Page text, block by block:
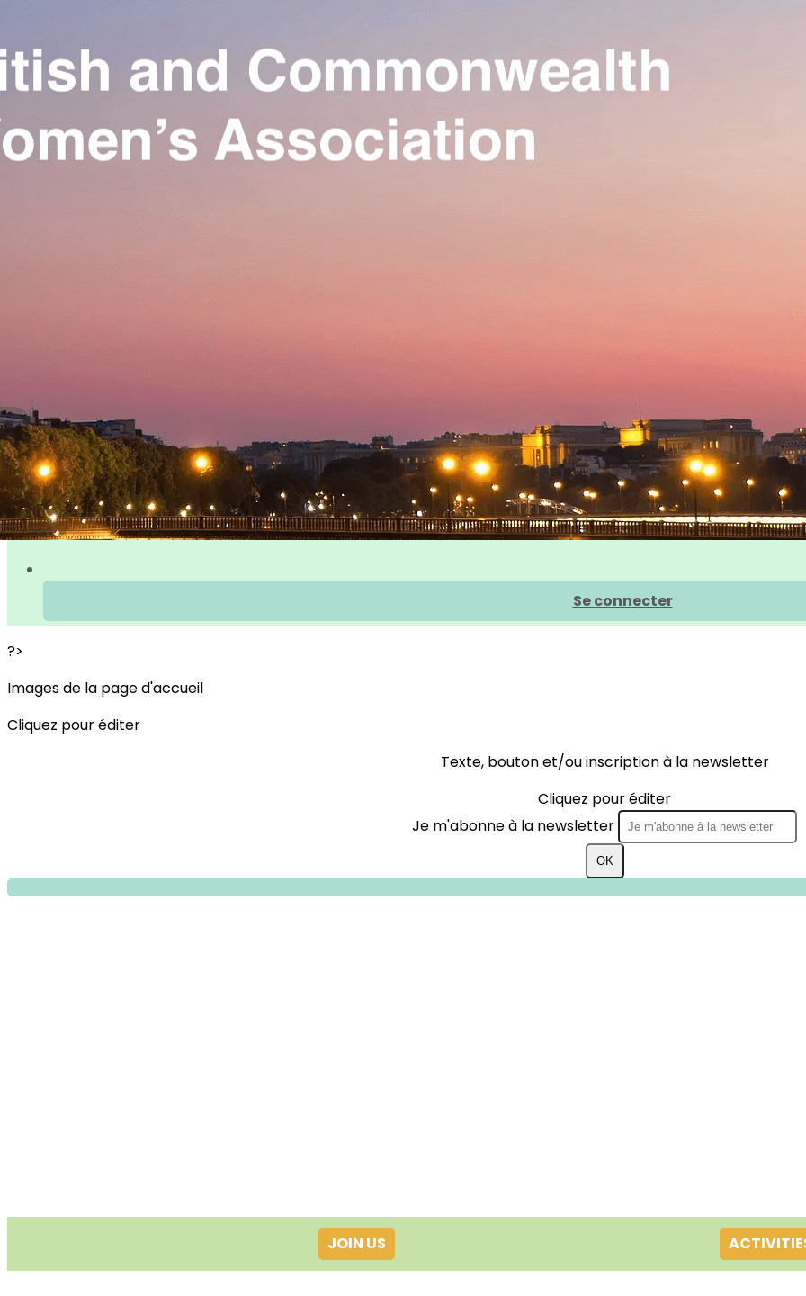
Exporter uniquement les colonnes affichées
Ajoutez un logo, un bouton, des réseaux sociaux
Se connecter
?>
Images de la page d'accueil
Cliquez pour éditer
Texte, bouton et/ou inscription à la newsletter
Cliquez pour éditer
Je m'abonne à la newsletter
OK
JOIN US